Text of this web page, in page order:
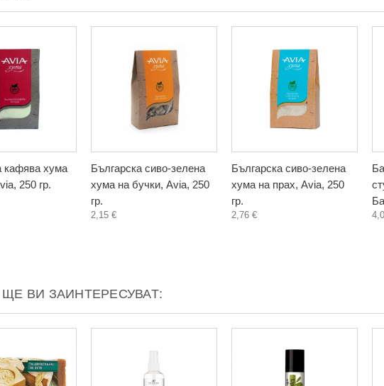
кафява хума
250 гр.
Българска сиво-зелена
хума на бучки, Avia, 250
гр.
2,15 €
Българска сиво-зелена
хума на прах, Avia, 250
гр.
2,76 €
ВИ ЗАИНТЕРЕСУВАТ: